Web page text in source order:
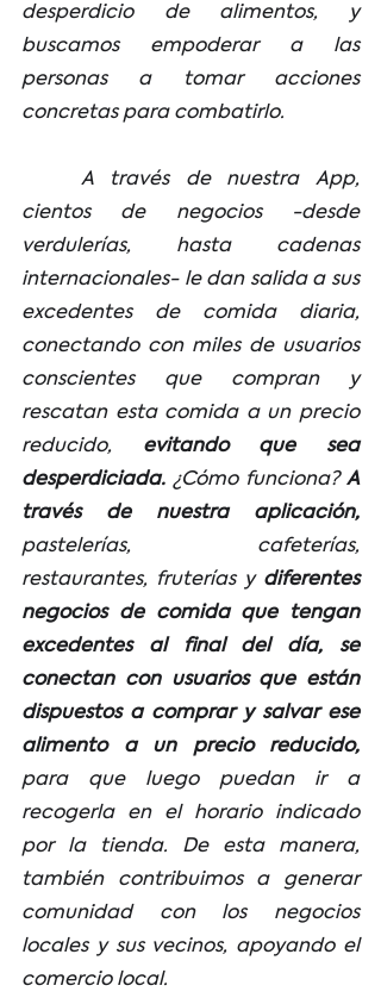
desperdicio de alimentos, y
buscamos empoderar a las
personas a tomar acciones
concretas para combatirlo.
cientos de negocios -desde
verdulerías, hasta cadenas
internacionales- le dan salida a sus
excedentes de comida diaria,
conectando con miles de usuarios
conscientes que compran y
rescatan esta comida a un precio
reducido, evitando que sea
desperdiciada. ¿Cómo funciona? A
través de nuestra aplicación,
pastelerías, cafeterías,
restaurantes, fruterías y diferentes
negocios de comida que tengan
excedentes al final del día, se
conectan con usuarios que están
dispuestos a comprar y salvar ese
alimento a un precio reducido,
para que luego puedan ir a
recogerla en el horario indicado
por la tienda. De esta manera,
también contribuimos a generar
comunidad con los negocios
locales y sus vecinos, apoyando el
comercio local.